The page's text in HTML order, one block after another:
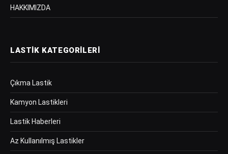
HAKKIMIZDA
LASTIK KATEGORILERI
Çıkma Lastik
Kamyon Lastikleri
Lastik Haberleri
Az Kullanılmış Lastikler